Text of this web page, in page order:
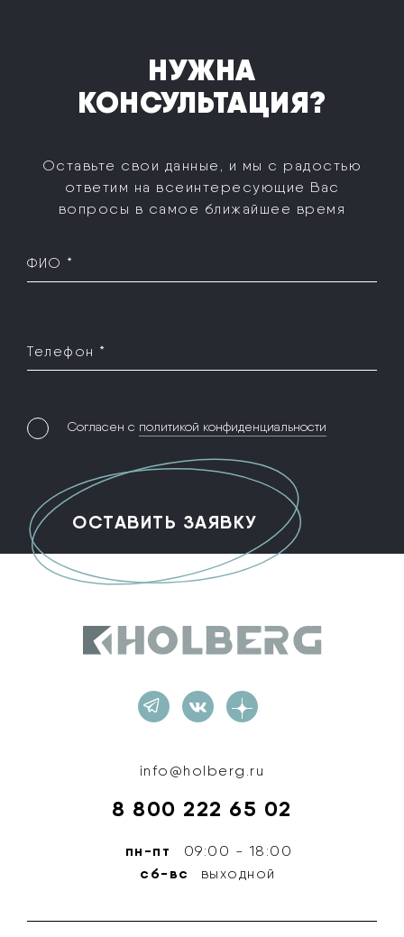
НУЖНА
КОНСУЛЬТАЦИЯ?
Оставьте свои данные, и мы с радостью
ответим на все интересующие Вас
вопросы в самое ближайшее время
ФИО *
Телефон *
Согласен с политикой конфиденциальности
info@holberg.ru
8 800 222 65 02
пн-пт 09:00 - 18:00
сб-вс выходной